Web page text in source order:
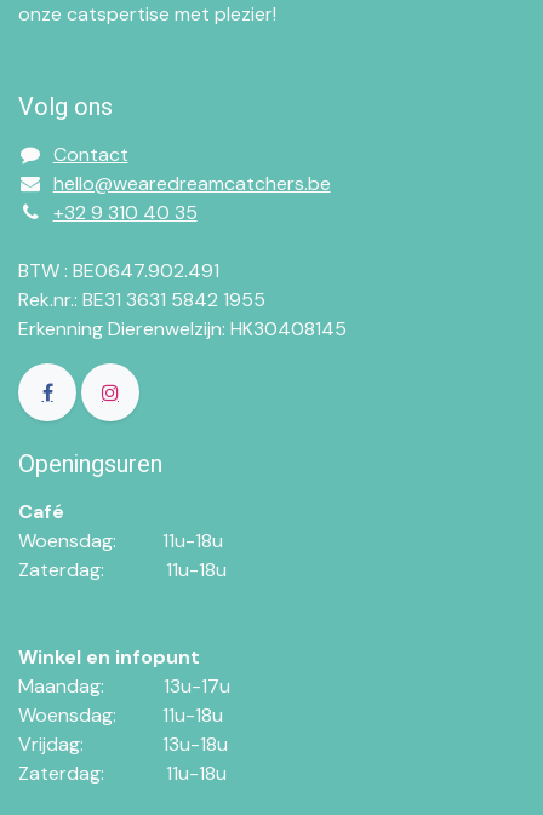
onze catspertise met plezier!
Volg ons
Contact
hello@wearedreamcatchers.be
+32 9 310 40 35
BTW : BE0647.902.491
Rek.nr.: BE31 3631 5842 1955
Erkenning Dierenwelzijn: HK30408145
Openingsuren
Café
Woensdag:​​
11u-18u
Zaterdag:​
​11u-18u
Winkel en infopunt
Maandag:​​​
​13u-17u
Woensdag:​​
​11u-18u
Vrijdag:
​13u-18u
Zaterdag:
​11u-18u